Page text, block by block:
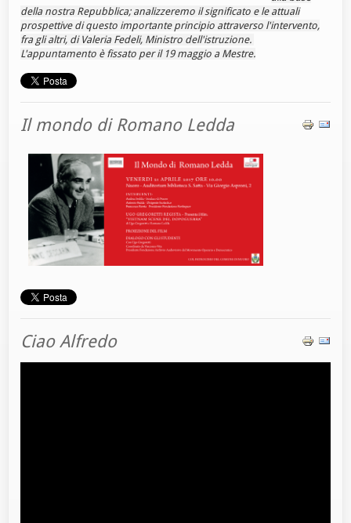
della nostra Repubblica; analizzeremo il significato e le attuali
prospettive di questo importante principio attraverso l'intervento,
fra gli altri, di Valeria Fedeli, Ministro dell'istruzione.
L'appuntamento è fissato per il 19 maggio a Mestre.
Il mondo di Romano Ledda
Ciao Alfredo